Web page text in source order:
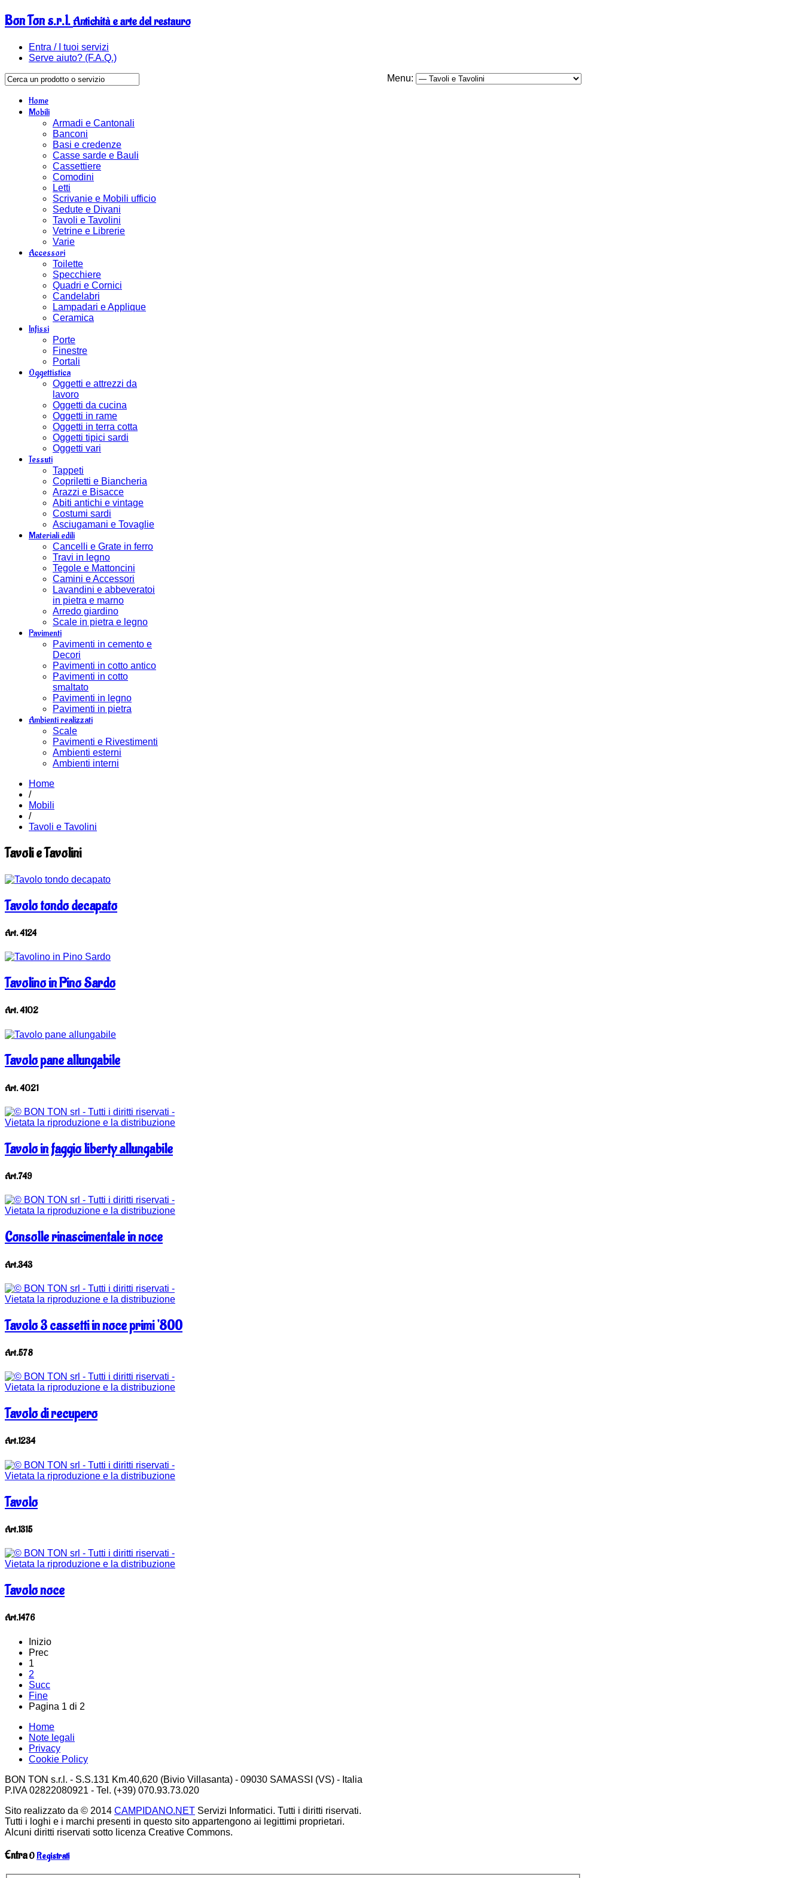
Bon Ton s.r.l.Antichità e arte del restauro
Entra / I tuoi servizi
Serve aiuto? (F.A.Q.)
Menu:
Home
Mobili
Armadi e Cantonali
Banconi
Basi e credenze
Casse sarde e Bauli
Cassettiere
Comodini
Letti
Scrivanie e Mobili ufficio
Sedute e Divani
Tavoli e Tavolini
Vetrine e Librerie
Varie
Accessori
Toilette
Specchiere
Quadri e Cornici
Candelabri
Lampadari e Applique
Ceramica
Infissi
Porte
Finestre
Portali
Oggettistica
Oggetti e attrezzi da
lavoro
Oggetti da cucina
Oggetti in rame
Oggetti in terra cotta
Oggetti tipici sardi
Oggetti vari
Tessuti
Tappeti
Copriletti e Biancheria
Arazzi e Bisacce
Abiti antichi e vintage
Costumi sardi
Asciugamani e Tovaglie
Materiali edili
Cancelli e Grate in ferro
Travi in legno
Tegole e Mattoncini
Camini e Accessori
Lavandini e abbeveratoi
in pietra e marno
Arredo giardino
Scale in pietra e legno
Pavimenti
Pavimenti in cemento e
Decori
Pavimenti in cotto antico
Pavimenti in cotto
smaltato
Pavimenti in legno
Pavimenti in pietra
Ambienti realizzati
Scale
Pavimenti e Rivestimenti
Ambienti esterni
Ambienti interni
Home
/
Mobili
/
Tavoli e Tavolini
Tavoli e Tavolini
Tavolo tondo decapato
Art. 4124
Tavolino in Pino Sardo
Art. 4102
Tavolo pane allungabile
Art. 4021
Tavolo in faggio liberty allungabile
Art.749
Consolle rinascimentale in noce
Art.343
Tavolo 3 cassetti in noce primi '800
Art.578
Tavolo di recupero
Art.1234
Tavolo
Art.1315
Tavolo noce
Art.1476
Inizio
Prec
1
2
Succ
Fine
Pagina 1 di 2
Home
Note legali
Privacy
Cookie Policy
BON TON s.r.l. - S.S.131 Km.40,620 (Bivio Villasanta) - 09030 SAMASSI (VS) - Italia
P.IVA 02822080921 - Tel. (+39) 070.93.73.020
Sito realizzato da © 2014 CAMPIDANO.NET Servizi Informatici. Tutti i diritti riservati.
Tutti i loghi e i marchi presenti in questo sito appartengono ai legittimi proprietari.
Alcuni diritti riservati sotto licenza Creative Commons.
EntraORegistrati